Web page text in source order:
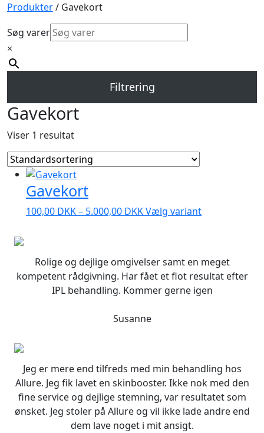
Produkter/ Gavekort
Søg varer
×
Filtrering
Gavekort
Viser 1 resultat
Gavekort
100,00 DKK– 5.000,00 DKKPrisinterval:
Vælg variantDette
varianter.
Mulighederne
kan
Rolige og dejlige omgivelser samt en meget
kompetent rådgivning. Har fået et flot resultat efter
IPL behandling. Kommer gerne igen
Susanne
Jeg er mere end tilfreds med min behandling hos
Allure. Jeg fik lavet en skinbooster. Ikke nok med den
fine service og dejlige stemning, var resultatet som
ønsket. Jeg stoler på Allure og vil ikke lade andre end
dem lave noget i mit ansigt.